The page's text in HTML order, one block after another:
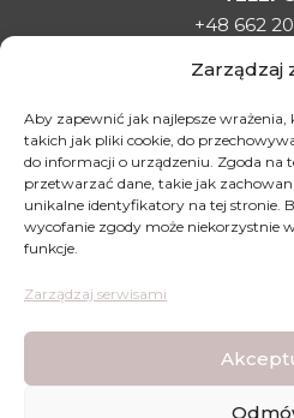
Zarządzaj
Aby zapewnić jak najlepsze
takich jak pliki cookie, do
do informacji o urządzeniu. Zgoda na
przetwarzać dane, takie jak
unikalne identyfikatory na tej stronie.
wycofanie zgody może niekorzystnie
funkcje.
Zarządzaj serwisami
+48 662
Targowa 1C, 22-
DLA
Regulamin